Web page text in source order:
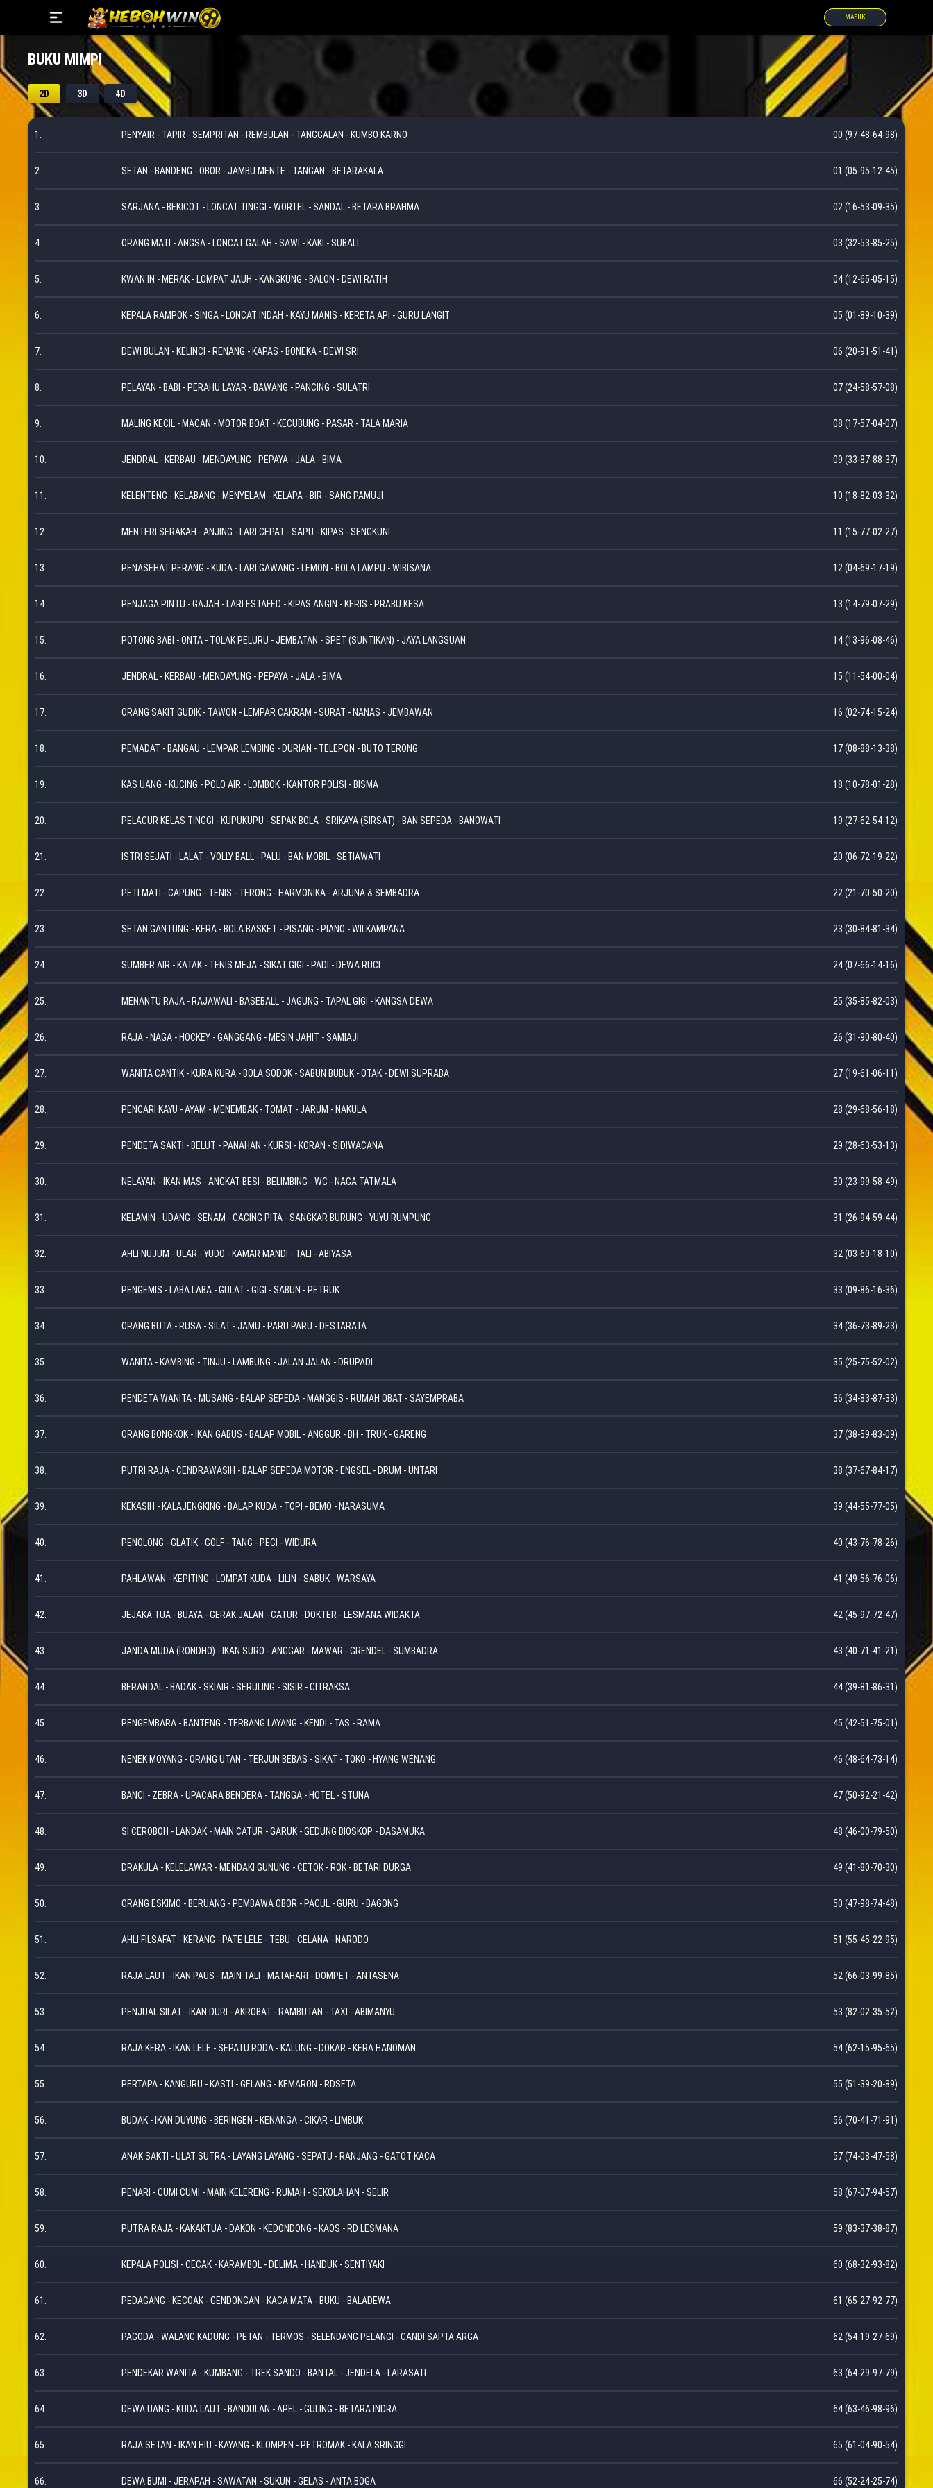
MASUK
BUKU MIMPI
2D 3D 4D
1. PENYAIR - TAPIR - SEMPRITAN - REMBULAN - TANGGALAN - KUMBO KARNO 00 (97-48-64-98)
2. SETAN - BANDENG - OBOR - JAMBU MENTE - TANGAN - BETARAKALA 01 (05-95-12-45)
3. SARJANA - BEKICOT - LONCAT TINGGI - WORTEL - SANDAL - BETARA BRAHMA 02 (16-53-09-35)
4. ORANG MATI - ANGSA - LONCAT GALAH - SAWI - KAKI - SUBALI 03 (32-53-85-25)
5. KWAN IN - MERAK - LOMPAT JAUH - KANGKUNG - BALON - DEWI RATIH 04 (12-65-05-15)
6. KEPALA RAMPOK - SINGA - LONCAT INDAH - KAYU MANIS - KERETA API - GURU LANGIT 05 (01-89-10-39)
7. DEWI BULAN - KELINCI - RENANG - KAPAS - BONEKA - DEWI SRI 06 (20-91-51-41)
8. PELAYAN - BABI - PERAHU LAYAR - BAWANG - PANCING - SULATRI 07 (24-58-57-08)
9. MALING KECIL - MACAN - MOTOR BOAT - KECUBUNG - PASAR - TALA MARIA 08 (17-57-04-07)
10. JENDRAL - KERBAU - MENDAYUNG - PEPAYA - JALA - BIMA 09 (33-87-88-37)
11. KELENTENG - KELABANG - MENYELAM - KELAPA - BIR - SANG PAMUJI 10 (18-82-03-32)
12. MENTERI SERAKAH - ANJING - LARI CEPAT - SAPU - KIPAS - SENGKUNI 11 (15-77-02-27)
13. PENASEHAT PERANG - KUDA - LARI GAWANG - LEMON - BOLA LAMPU - WIBISANA 12 (04-69-17-19)
14. PENJAGA PINTU - GAJAH - LARI ESTAFED - KIPAS ANGIN - KERIS - PRABU KESA 13 (14-79-07-29)
15. POTONG BABI - ONTA - TOLAK PELURU - JEMBATAN - SPET (SUNTIKAN) - JAYA LANGSUAN 14 (13-96-08-46)
16. JENDRAL - KERBAU - MENDAYUNG - PEPAYA - JALA - BIMA 15 (11-54-00-04)
17. ORANG SAKIT GUDIK - TAWON - LEMPAR CAKRAM - SURAT - NANAS - JEMBAWAN 16 (02-74-15-24)
18. PEMADAT - BANGAU - LEMPAR LEMBING - DURIAN - TELEPON - BUTO TERONG 17 (08-88-13-38)
19. KAS UANG - KUCING - POLO AIR - LOMBOK - KANTOR POLISI - BISMA 18 (10-78-01-28)
20. PELACUR KELAS TINGGI - KUPUKUPU - SEPAK BOLA - SRIKAYA (SIRSAT) - BAN SEPEDA - BANOWATI 19 (27-62-54-12)
21. ISTRI SEJATI - LALAT - VOLLY BALL - PALU - BAN MOBIL - SETIAWATI 20 (06-72-19-22)
22. PETI MATI - CAPUNG - TENIS - TERONG - HARMONIKA - ARJUNA & SEMBADRA 22 (21-70-50-20)
23. SETAN GANTUNG - KERA - BOLA BASKET - PISANG - PIANO - WILKAMPANA 23 (30-84-81-34)
24. SUMBER AIR - KATAK - TENIS MEJA - SIKAT GIGI - PADI - DEWA RUCI 24 (07-66-14-16)
25. MENANTU RAJA - RAJAWALI - BASEBALL - JAGUNG - TAPAL GIGI - KANGSA DEWA 25 (35-85-82-03)
26. RAJA - NAGA - HOCKEY - GANGGANG - MESIN JAHIT - SAMIAJI 26 (31-90-80-40)
27. WANITA CANTIK - KURA KURA - BOLA SODOK - SABUN BUBUK - OTAK - DEWI SUPRABA 27 (19-61-06-11)
28. PENCARI KAYU - AYAM - MENEMBAK - TOMAT - JARUM - NAKULA 28 (29-68-56-18)
29. PENDETA SAKTI - BELUT - PANAHAN - KURSI - KORAN - SIDIWACANA 29 (28-63-53-13)
30. NELAYAN - IKAN MAS - ANGKAT BESI - BELIMBING - WC - NAGA TATMALA 30 (23-99-58-49)
31. KELAMIN - UDANG - SENAM - CACING PITA - SANGKAR BURUNG - YUYU RUMPUNG 31 (26-94-59-44)
32. AHLI NUJUM - ULAR - YUDO - KAMAR MANDI - TALI - ABIYASA 32 (03-60-18-10)
33. PENGEMIS - LABA LABA - GULAT - GIGI - SABUN - PETRUK 33 (09-86-16-36)
34. ORANG BUTA - RUSA - SILAT - JAMU - PARU PARU - DESTARATA 34 (36-73-89-23)
35. WANITA - KAMBING - TINJU - LAMBUNG - JALAN JALAN - DRUPADI 35 (25-75-52-02)
36. PENDETA WANITA - MUSANG - BALAP SEPEDA - MANGGIS - RUMAH OBAT - SAYEMPRABA 36 (34-83-87-33)
37. ORANG BONGKOK - IKAN GABUS - BALAP MOBIL - ANGGUR - BH - TRUK - GARENG 37 (38-59-83-09)
38. PUTRI RAJA - CENDRAWASIH - BALAP SEPEDA MOTOR - ENGSEL - DRUM - UNTARI 38 (37-67-84-17)
39. KEKASIH - KALAJENGKING - BALAP KUDA - TOPI - BEMO - NARASUMA 39 (44-55-77-05)
40. PENOLONG - GLATIK - GOLF - TANG - PECI - WIDURA 40 (43-76-78-26)
41. PAHLAWAN - KEPITING - LOMPAT KUDA - LILIN - SABUK - WARSAYA 41 (49-56-76-06)
42. JEJAKA TUA - BUAYA - GERAK JALAN - CATUR - DOKTER - LESMANA WIDAKTA 42 (45-97-72-47)
43. JANDA MUDA (RONDHO) - IKAN SURO - ANGGAR - MAWAR - GRENDEL - SUMBADRA 43 (40-71-41-21)
44. BERANDAL - BADAK - SKIAIR - SERULING - SISIR - CITRAKSA 44 (39-81-86-31)
45. PENGEMBARA - BANTENG - TERBANG LAYANG - KENDI - TAS - RAMA 45 (42-51-75-01)
46. NENEK MOYANG - ORANG UTAN - TERJUN BEBAS - SIKAT - TOKO - HYANG WENANG 46 (48-64-73-14)
47. BANCI - ZEBRA - UPACARA BENDERA - TANGGA - HOTEL - STUNA 47 (50-92-21-42)
48. SI CEROBOH - LANDAK - MAIN CATUR - GARUK - GEDUNG BIOSKOP - DASAMUKA 48 (46-00-79-50)
49. DRAKULA - KELELAWAR - MENDAKI GUNUNG - CETOK - ROK - BETARI DURGA 49 (41-80-70-30)
50. ORANG ESKIMO - BERUANG - PEMBAWA OBOR - PACUL - GURU - BAGONG 50 (47-98-74-48)
51. AHLI FILSAFAT - KERANG - PATE LELE - TEBU - CELANA - NARODO 51 (55-45-22-95)
52. RAJA LAUT - IKAN PAUS - MAIN TALI - MATAHARI - DOMPET - ANTASENA 52 (66-03-99-85)
53. PENJUAL SILAT - IKAN DURI - AKROBAT - RAMBUTAN - TAXI - ABIMANYU 53 (82-02-35-52)
54. RAJA KERA - IKAN LELE - SEPATU RODA - KALUNG - DOKAR - KERA HANOMAN 54 (62-15-95-65)
55. PERTAPA - KANGURU - KASTI - GELANG - KEMARON - RDSETA 55 (51-39-20-89)
56. BUDAK - IKAN DUYUNG - BERINGEN - KENANGA - CIKAR - LIMBUK 56 (70-41-71-91)
57. ANAK SAKTI - ULAT SUTRA - LAYANG LAYANG - SEPATU - RANJANG - GATOT KACA 57 (74-08-47-58)
58. PENARI - CUMI CUMI - MAIN KELERENG - RUMAH - SEKOLAHAN - SELIR 58 (67-07-94-57)
59. PUTRA RAJA - KAKAKTUA - DAKON - KEDONDONG - KAOS - RD LESMANA 59 (83-37-38-87)
60. KEPALA POLISI - CECAK - KARAMBOL - DELIMA - HANDUK - SENTIYAKI 60 (68-32-93-82)
61. PEDAGANG - KECOAK - GENDONGAN - KACA MATA - BUKU - BALADEWA 61 (65-27-92-77)
62. PAGODA - WALANG KADUNG - PETAN - TERMOS - SELENDANG PELANGI - CANDI SAPTA ARGA 62 (54-19-27-69)
63. PENDEKAR WANITA - KUMBANG - TREK SANDO - BANTAL - JENDELA - LARASATI 63 (64-29-97-79)
64. DEWA UANG - KUDA LAUT - BANDULAN - APEL - GULING - BETARA INDRA 64 (63-46-98-96)
65. RAJA SETAN - IKAN HIU - KAYANG - KLOMPEN - PETROMAK - KALA SRINGGI 65 (61-04-90-54)
66. DEWA BUMI - JERAPAH - SAWATAN - SUKUN - GELAS - ANTA BOGA 66 (52-24-25-74)